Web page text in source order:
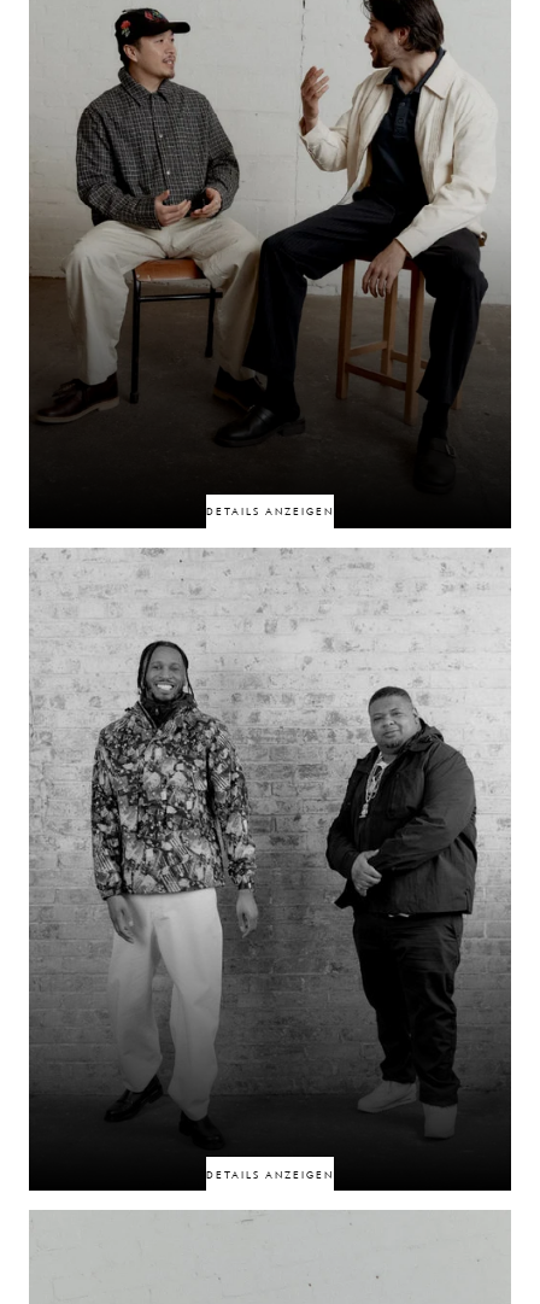
Fußball-YouTube-Kanäle eine ganze Generation von Fußballfans geprägt.
Auf der Grundlage einer gemeinsamen Geschichte und eines nachhaltigen
kulturellen Einflusses prägt ihr Wirken bis heute das Erscheinungsbild und
die Atmosphäre von Fußballinhalten.
DETAILS ANZEIGEN
50% RABATT 50% RABATT
Verbunden durch den gemeinsamen Wohnort, beiderseitige
Freundschaften und eine ähnliche Lebenseinstellung, entstand diese
Verbindung auf der Grundlage echter Gemeinsamkeiten. Was sie
verbindet, ist unmittelbar spürbar: dieselbe Stadt, dieselben Kreise und
eine ähnliche Sichtweise auf die Dinge. Eine neue Verbindung, die auf
Vertrautheit, Überschneidungen und einer Chemie basiert, die für sich
selbst spricht.
DETAILS ANZEIGEN
50% RABATT 50% RABATT